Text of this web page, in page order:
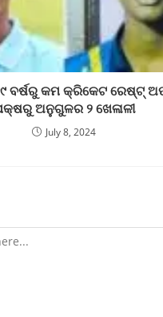
ବର୍ଷରୁ କମ କ୍ରିକେଟ ରେଷ୍ଟ୍
ଅନୁଗୁଳର ୨ ଖେଳାଳୀ
July 8, 2024